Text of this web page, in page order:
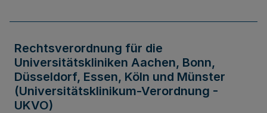
Rechtsverordnung für die
Universitätskliniken Aachen, Bonn,
Düsseldorf, Essen, Köln und Münster
(Universitätsklinikum-Verordnung -
UKVO)